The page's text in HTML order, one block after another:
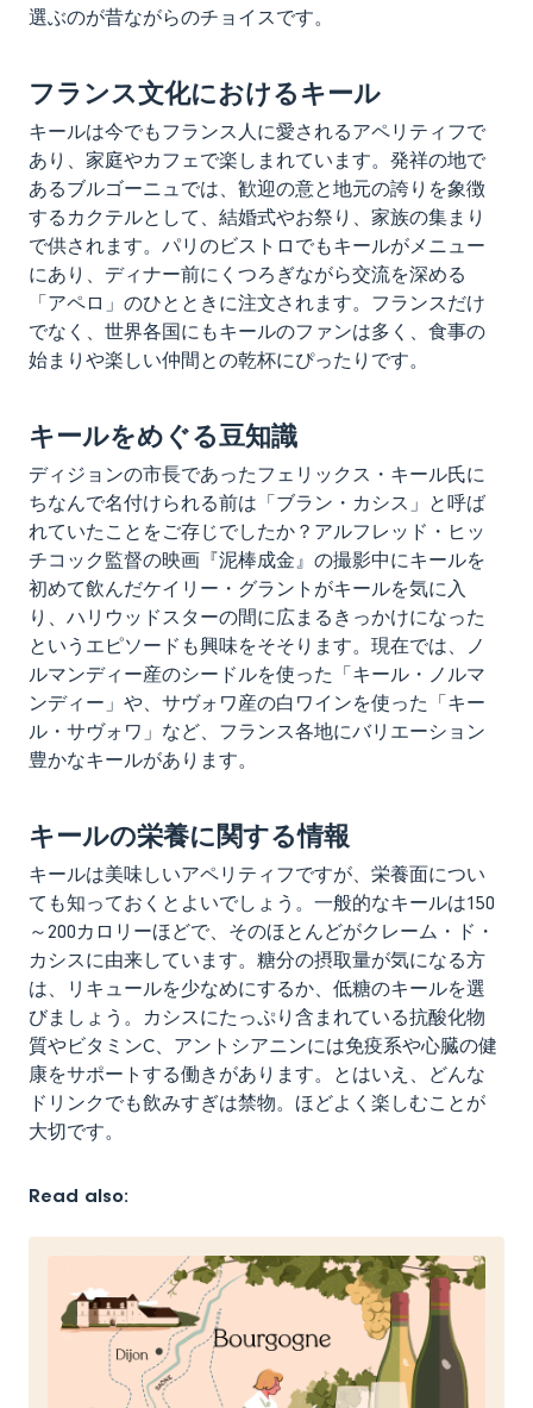
選ぶのが昔ながらのチョイスです。
フランス文化におけるキール
キールは今でもフランス人に愛されるアペリティフで
あり、家庭やカフェで楽しまれています。発祥の地で
あるブルゴーニュでは、歓迎の意と地元の誇りを象徴
するカクテルとして、結婚式やお祭り、家族の集まり
で供されます。パリのビストロでもキールがメニュー
にあり、ディナー前にくつろぎながら交流を深める
「アペロ」のひとときに注文されます。フランスだけ
でなく、世界各国にもキールのファンは多く、食事の
始まりや楽しい仲間との乾杯にぴったりです。
キールをめぐる豆知識
ディジョンの市長であったフェリックス・キール氏に
ちなんで名付けられる前は「ブラン・カシス」と呼ば
れていたことをご存じでしたか？アルフレッド・ヒッ
チコック監督の映画『泥棒成金』の撮影中にキールを
初めて飲んだケイリー・グラントがキールを気に入
り、ハリウッドスターの間に広まるきっかけになった
というエピソードも興味をそそります。現在では、ノ
ルマンディー産のシードルを使った「キール・ノルマ
ンディー」や、サヴォワ産の白ワインを使った「キー
ル・サヴォワ」など、フランス各地にバリエーション
豊かなキールがあります。
キールの栄養に関する情報
キールは美味しいアペリティフですが、栄養面につい
ても知っておくとよいでしょう。一般的なキールは150
～200カロリーほどで、そのほとんどがクレーム・ド・
カシスに由来しています。糖分の摂取量が気になる方
は、リキュールを少なめにするか、低糖のキールを選
びましょう。カシスにたっぷり含まれている抗酸化物
質やビタミンC、アントシアニンには免疫系や心臓の健
康をサポートする働きがあります。とはいえ、どんな
ドリンクでも飲みすぎは禁物。ほどよく楽しむことが
大切です。
Read also: